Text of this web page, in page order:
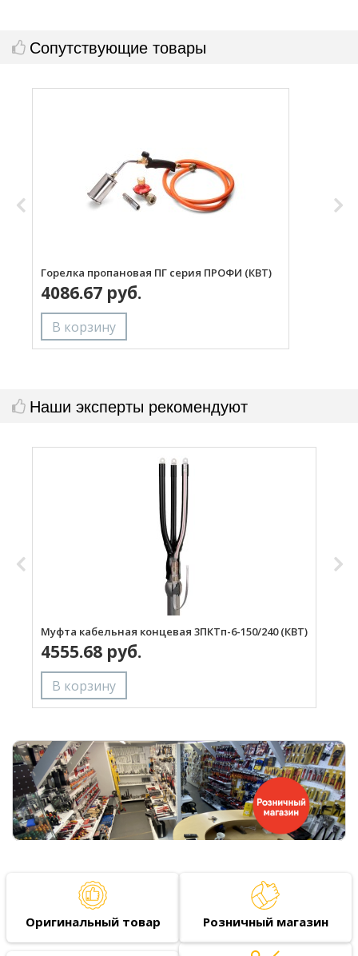
Сопутствующие товары
Горелка пропановая ПГ серия ПРОФИ (КВТ)
4086.67 руб.
Наши эксперты рекомендуют
Муфта кабельная концевая 3ПКТп-6-150/240 (КВТ)
4555.68 руб.
Оригинальный товар Розничный магазин